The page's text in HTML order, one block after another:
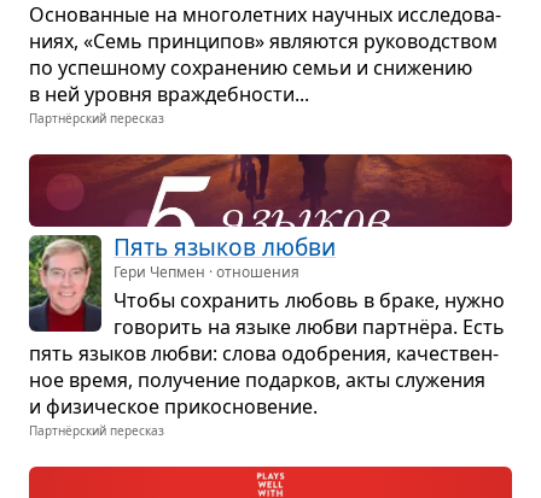
Осно­ван­ные на мно­го­лет­них науч­ных иссле­до­ва­
ниях, «Семь прин­ци­пов» явля­ются руко­вод­ством
по успеш­ному сохра­не­нию семьи и сни­же­нию
в ней уровня враж­деб­но­сти...
Партнёрский пересказ
Пять язы­ков любви
Гери Чепмен · отношения
Чтобы сохра­нить любовь в браке, нужно
гово­рить на языке любви парт­нёра. Есть
пять язы­ков любви: слова одо­бре­ния, каче­ствен­
ное время, полу­че­ние подар­ков, акты слу­же­ния
и физи­че­ское при­кос­но­ве­ние.
Партнёрский пересказ